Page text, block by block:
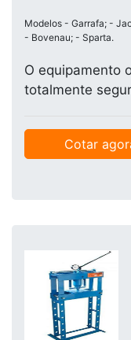
Modelos - Garrafa; -
- Bovenau; - Sparta.
O equipamento
totalmente
Cotar